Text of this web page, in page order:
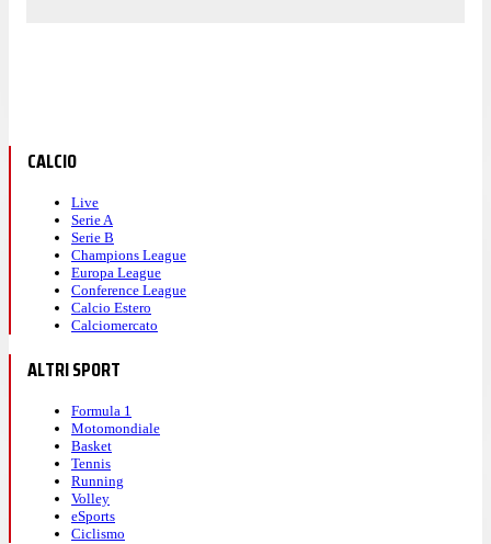
CALCIO
Live
Serie A
Serie B
Champions League
Europa League
Conference League
Calcio Estero
Calciomercato
ALTRI SPORT
Formula 1
Motomondiale
Basket
Tennis
Running
Volley
eSports
Ciclismo